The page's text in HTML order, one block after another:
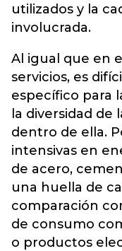
utilizados y la
involucrada.
Al igual que en
servicios, es
específico para
la diversidad de
dentro de ella.
intensivas en
de acero,
una huella de
comparación
de consumo
o productos